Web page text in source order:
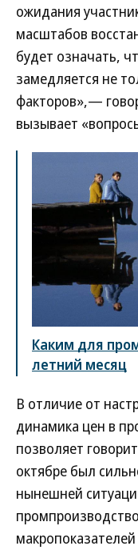
ожидания
масштабов
будет означать,
замедляется не
факторов»,—
вызывает
Каким для
летний месяц
В отличие от
динамика цен в
позволяет
октябре был
нынешней